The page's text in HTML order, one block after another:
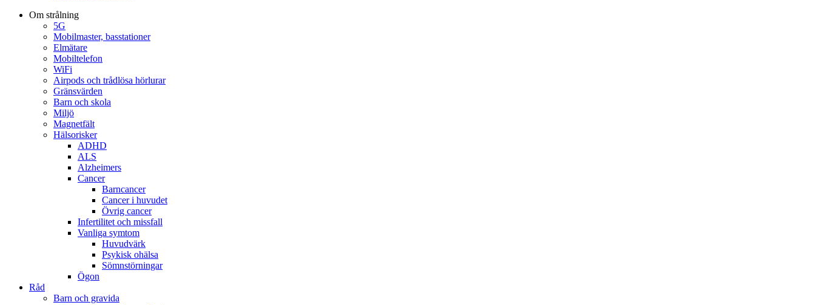
Om strålning
5G
Mobilmaster, basstationer
Elmätare
Mobiltelefon
WiFi
Airpods och trådlösa hörlurar
Gränsvärden
Barn och skola
Miljö
Magnetfält
Hälsorisker
ADHD
ALS
Alzheimers
Cancer
Barncancer
Cancer i huvudet
Övrig cancer
Infertilitet och missfall
Vanliga symtom
Huvudvärk
Psykisk ohälsa
Sömnstörningar
Ögon
Råd
Barn och gravida